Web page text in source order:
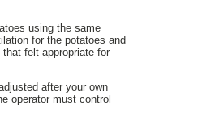
using the same
for the potatoes and
felt appropriate for
after your own
operator must control